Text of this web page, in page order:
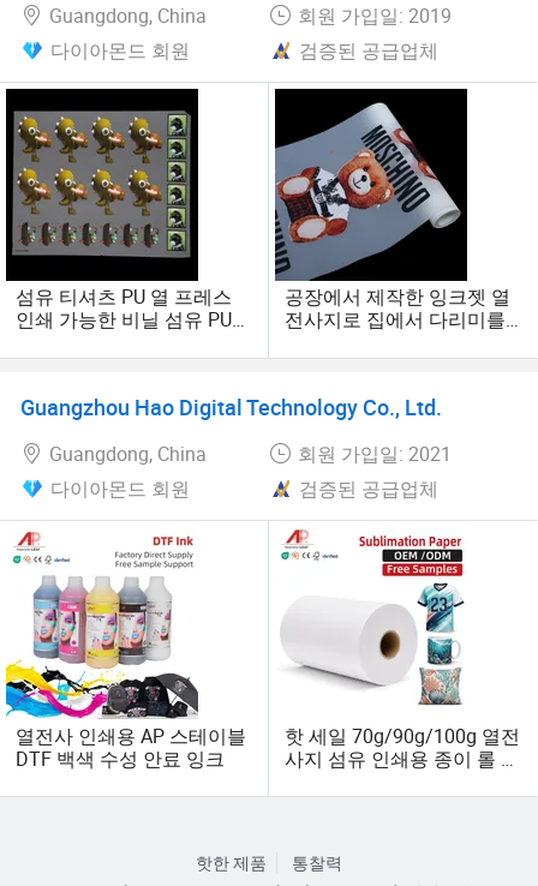
Guangdong, China
회원 가입일: 2019
다이아몬드 회원
검증된 공급업체
섬유 티셔츠 PU 열 프레스
인쇄 가능한 비닐 섬유 PU
공장에서 제작한 잉크젯 열
전사지로 집에서 다리미를
는 새로운 기술
Guangzhou Hao Digital Technology Co., Ltd.
Guangdong, China
회원 가입일: 2021
다이아몬드 회원
검증된 공급업체
열전사 인쇄용 AP 스테이블
DTF 백색 수성 안료 잉크
핫 세일 70g/90g/100g 열전
사지 섬유 인쇄용 종이 롤 면
핫한 제품
통찰력